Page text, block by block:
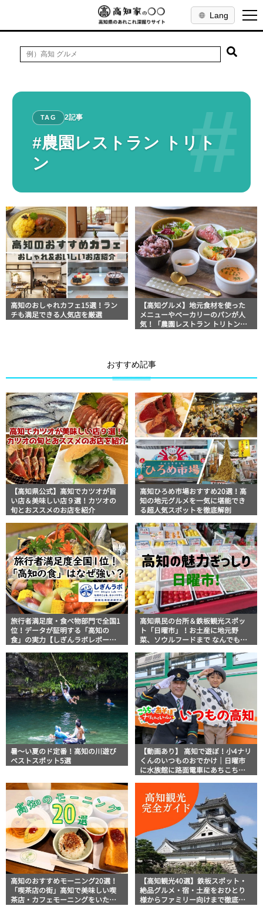
Lang
#
TAG 2記事
#農園レストラン トリト
ン
高知のおしゃれカフェ15選！ラン
チも満足できる人気店を厳選
【高知グルメ】地元食材を使った
メニューやベーカリーのパンが人
気！「農園レストラン トリトン」
おすすめ記事
【高知県公式】高知でカツオが旨
い店＆美味しい店９選！カツオの
旬とおススメのお店を紹介
高知ひろめ市場おすすめ20選！高
知の地元グルメを一気に堪能でき
る超人気スポットを徹底解剖
旅行者満足度・食べ物部門で全国1
位！データが証明する「高知の
食」の実力【しぎんラボレポー
高知県民の台所＆鉄板観光スポッ
ト「日曜市」！お土産に地元野
菜、ソウルフードまで なんでもそ
説！
暑～い夏のド定番！高知の川遊び
ベストスポット5選
【動画あり】 高知で遊ぼ！小4ナリ
くんのいつものおでかけ｜日曜市
に水族館に路面電車にあちこち巡
高知のおすすめモーニング20選！
「喫茶店の街」高知で美味しい喫
茶店・カフェモーニングをいただ
【高知観光40選】鉄板スポット・
絶品グルメ・宿・土産をおひとり
様からファミリー向けまで徹底解